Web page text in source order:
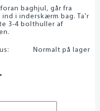
baghjul, går fra
i inderskærm bag. Ta'r
3-4 bolthuller af
Normalt på lager